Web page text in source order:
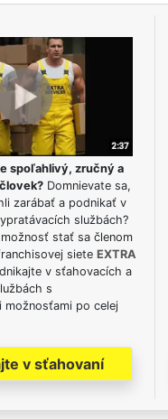
spoľahlivý, zručný a
Domnievate sa,
zarábať a podnikať v
službách?
stať sa členom
siete EXTRA
v sťahovacích a
s
možnosťami po celej
v sťahovaní